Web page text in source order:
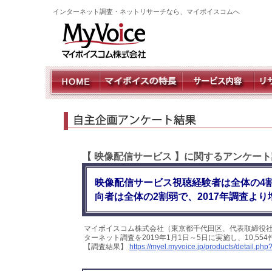
インターネット調査・ネットリサーチなら、マイボイスコムへ
【 映像配信サービス 】に関するアンケー
映像配信サービス視聴経験者は全体の4
向者は全体の2割弱で、2017年調査より
マイボイスコム株式会社（東京都千代田区、代表取締役
ターネット調査を2019年1月1日～5日に実施し、
【調査結果】
https://myel.myvoice.jp/products/